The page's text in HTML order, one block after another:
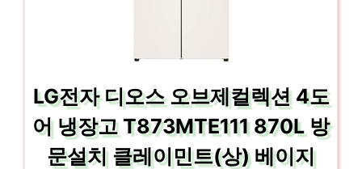
LG전자 디오스 오브제컬렉션 4도
어 냉장고 T873MTE111 870L 방
문설치 클레이민트(상) 베이지